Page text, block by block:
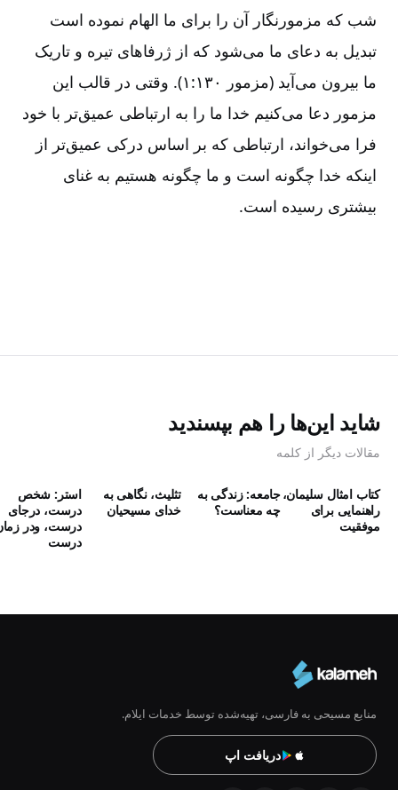
شب که مزمورنگار آن را برای ما الهام نموده است
تبدیل به دعای ما می‌‌شود که از ژرفاهای تیره و تاریک
ما بیرون می‌‌آید (مزمور ۱۳۰:‏۱). وقتی در قالب این
مزمور دعا می‌‌کنیم خدا ما را به ارتباطی عمیق‌‌تر با خود
فرا می‌‌خواند، ارتباطی که بر اساس درکی عمیق‌‌تر از
اینکه خدا چگونه است و ما چگونه هستیم به غنای
بیشتری رسیده است.
شاید این‌ها را هم بپسندید
مقالات دیگر از کلمه
کتاب امثال سلیمان،
راهنمایی برای
موفقیت
جامعه: زندگی به
چه معناست؟
تثلیث، نگاهی به
خدای مسیحیان
استر: شخص
درست، درجای
درست، ودر
درست
منابع مسیحی به فارسی، تهیه‌شده توسط خدمات ایلام.
دریافت اپ